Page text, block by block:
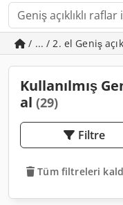
/ ... / 2. el Geniş
Kullanılmış
al (29)
Filtre
Tüm filtreleri